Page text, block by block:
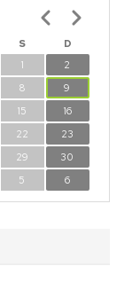
S
D
1
2
8
9
15
16
22
23
29
30
5 6
Paginación